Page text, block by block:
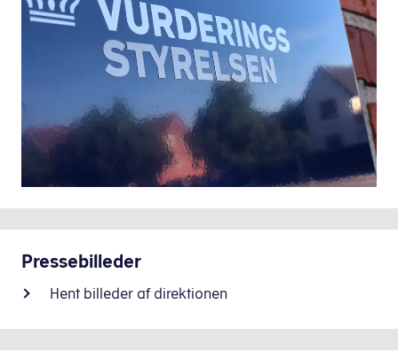
Pressebilleder
Hent billeder af direktionen